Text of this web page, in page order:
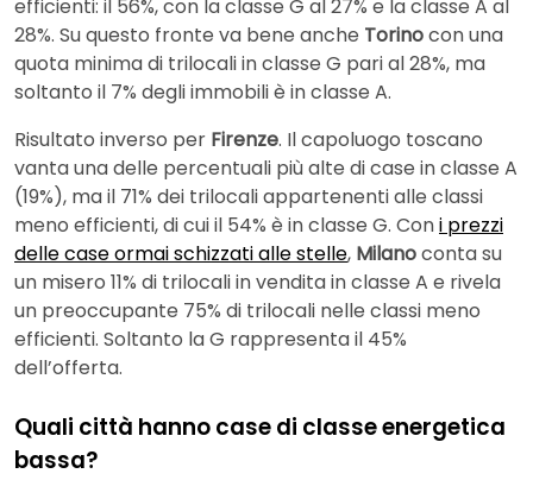
efficienti: il 56%, con la classe G al 27% e la classe A al
28%. Su questo fronte va bene anche Torinocon una
quota minima di trilocali in classe G pari al 28%, ma
soltanto il 7% degli immobili è in classe A.
Risultato inverso per Firenze. Il capoluogo toscano
vanta una delle percentuali più alte di case in classe A
(19%), ma il 71% dei trilocali appartenenti alle classi
meno efficienti, di cui il 54% è in classe G. Coni prezzi
delle case ormai schizzati alle stelle, Milanoconta su
un misero 11% di trilocali in vendita in classe A e rivela
un preoccupante 75% di trilocali nelle classi meno
efficienti. Soltanto la G rappresenta il 45%
dell’offerta.
Quali città hanno case di classe energetica
bassa?